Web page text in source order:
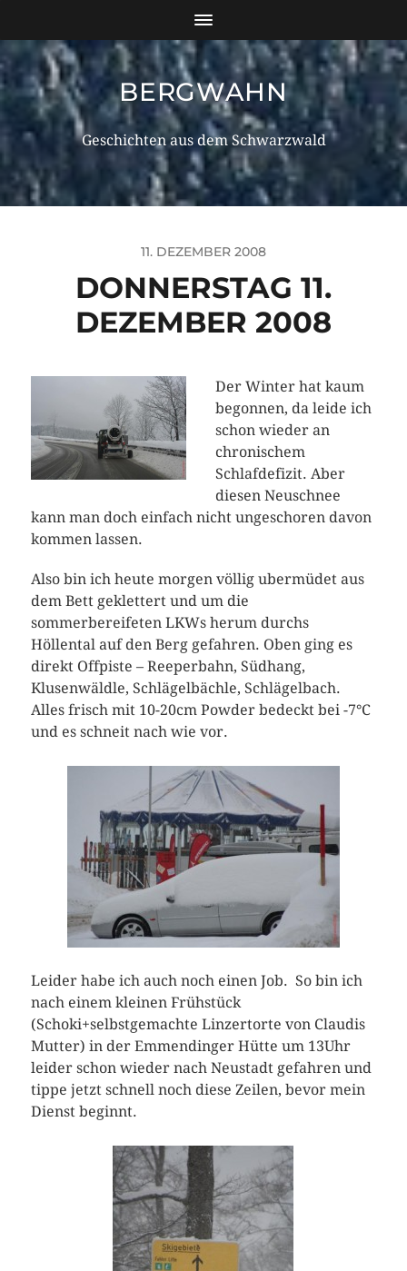
BERGWAHN
Geschichten aus dem Schwarzwald
11. DEZEMBER 2008
DONNERSTAG 11.
DEZEMBER 2008
Der Winter hat kaum
begonnen, da leide ich
schon wieder an
chronischem
Schlafdefizit. Aber
diesen Neuschnee
kann man doch einfach nicht ungeschoren davon
kommen lassen.
Also bin ich heute morgen völlig ubermüdet aus
dem Bett geklettert und um die
sommerbereifeten LKWs herum durchs
Höllental auf den Berg gefahren. Oben ging es
direkt Offpiste – Reeperbahn, Südhang,
Klusenwäldle, Schlägelbächle, Schlägelbach.
Alles frisch mit 10-20cm Powder bedeckt bei -7°C
und es schneit nach wie vor.
Leider habe ich auch noch einen Job. So bin ich
nach einem kleinen Frühstück
(Schoki+selbstgemachte Linzertorte von Claudis
Mutter) in der Emmendinger Hütte um 13Uhr
leider schon wieder nach Neustadt gefahren und
tippe jetzt schnell noch diese Zeilen, bevor mein
Dienst beginnt.